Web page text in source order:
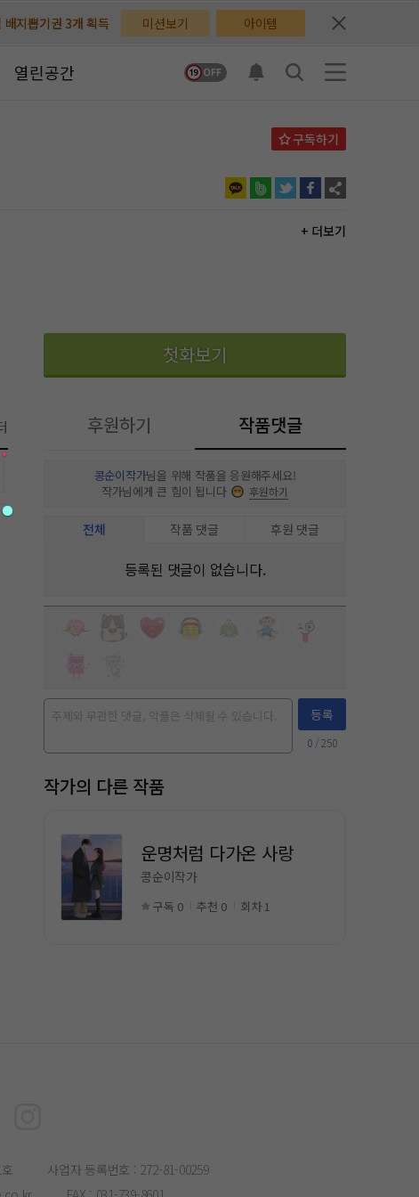
지뽑기권 3개 획득
지뽑기권 3개 획득
패스 체험권 3일 획득
패스 체험권 3일 획득
미션보기 아이템
열린공간
+ 더보기
첫화보기
후원하기 작품댓글
콩순이작가님을 위해 작품을 응원해주세요!
작가님에게 큰 힘이 됩니다
후원하기
전체 작품 댓글 후원 댓글
등록된 댓글이 없습니다.
등록
0 / 250
작가의 다른 작품
운명처럼 다가온 사랑
콩순이작가
구독 0 추천 0 회차 1
사업자 등록번호 : 272-81-00259